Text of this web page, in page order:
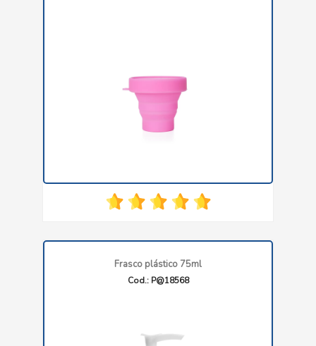
Frasco plástico 75ml
Cod.: P@18568